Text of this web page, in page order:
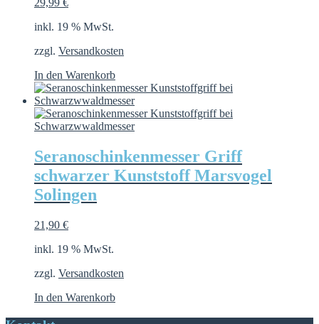
29,99 €
inkl. 19 % MwSt.
zzgl. Versandkosten
In den Warenkorb
Seranoschinkenmesser Griff
schwarzer Kunststoff Marsvogel
Solingen
21,90 €
inkl. 19 % MwSt.
zzgl. Versandkosten
In den Warenkorb